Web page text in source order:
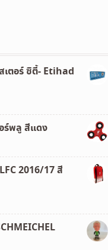
เตอร์ ซิตี้- Etihad
ร์พลู สีแดง
2016/17 สี